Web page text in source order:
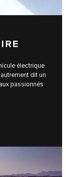
électrique
dit un
passionnés